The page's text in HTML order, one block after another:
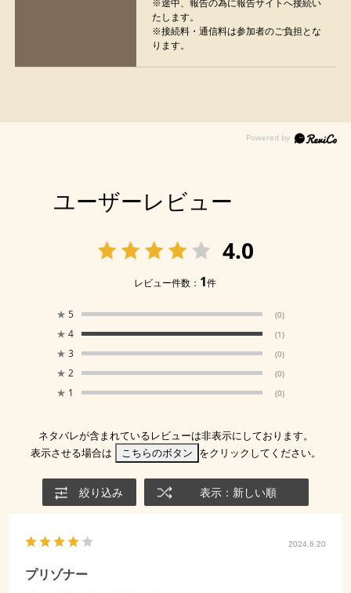
※途中、報告の為に報告サイトへ接続い
たします。
※接続料・通信料は参加者のご負担とな
ります。
ユーザーレビュー
4.0
レビュー件数： 1件
★ 5 (0)
★ 4 (1)
★ 3 (0)
★ 2 (0)
★ 1 (0)
ネタバレが含まれているレビューは非表示にしております。
表示させる場合は
こちらのボタン をクリックしてください。
絞り込み 表示：新しい順
2024.6.20
プリゾナー